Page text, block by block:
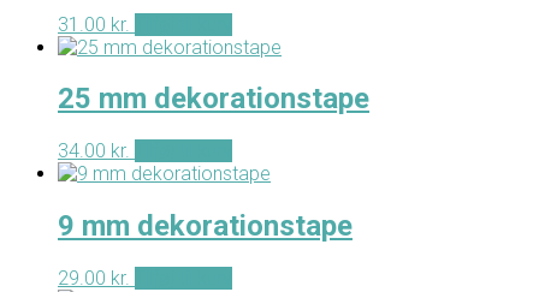
31.00 kr.
25 mm dekorationstape
34.00 kr.
9 mm dekorationstape
29.00 kr.